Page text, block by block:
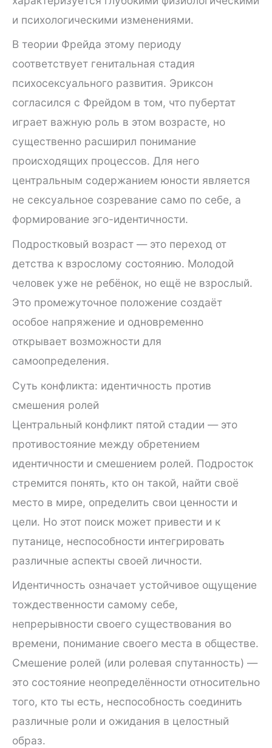
и психологическими изменениями.
В теории Фрейда этому периоду
соответствует генитальная стадия
психосексуального развития. Эриксон
согласился с Фрейдом в том, что пубертат
играет важную роль в этом возрасте, но
существенно расширил понимание
происходящих процессов. Для него
центральным содержанием юности является
не сексуальное созревание само по себе, а
формирование эго-идентичности.
Подростковый возраст — это переход от
детства к взрослому состоянию. Молодой
человек уже не ребёнок, но ещё не взрослый.
Это промежуточное положение создаёт
особое напряжение и одновременно
открывает возможности для
самоопределения.
Суть конфликта: идентичность против
смешения ролей
Центральный конфликт пятой стадии — это
противостояние между обретением
идентичности и смешением ролей. Подросток
стремится понять, кто он такой, найти своё
место в мире, определить свои ценности и
цели. Но этот поиск может привести и к
путанице, неспособности интегрировать
различные аспекты своей личности.
Идентичность означает устойчивое ощущение
тождественности самому себе,
непрерывности своего существования во
времени, понимание своего места в обществе.
Смешение ролей (или ролевая спутанность) —
это состояние неопределённости относительно
того, кто ты есть, неспособность соединить
различные роли и ожидания в целостный
образ.